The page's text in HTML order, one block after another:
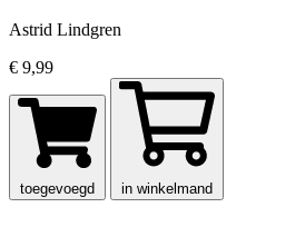
Astrid Lindgren
€ 9,99
toegevoegd in winkelmand